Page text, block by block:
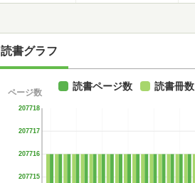
読書グラフ
207715
207716
207717
207718
ページ数
読書ページ数 読書冊数